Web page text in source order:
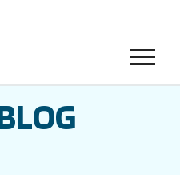
Menu